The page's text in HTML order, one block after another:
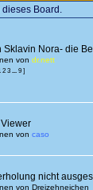
Board.
Sklavin Nora- die
von dr.nett
2 3 ... 9]
von caso
nicht
von Dreizehneichen